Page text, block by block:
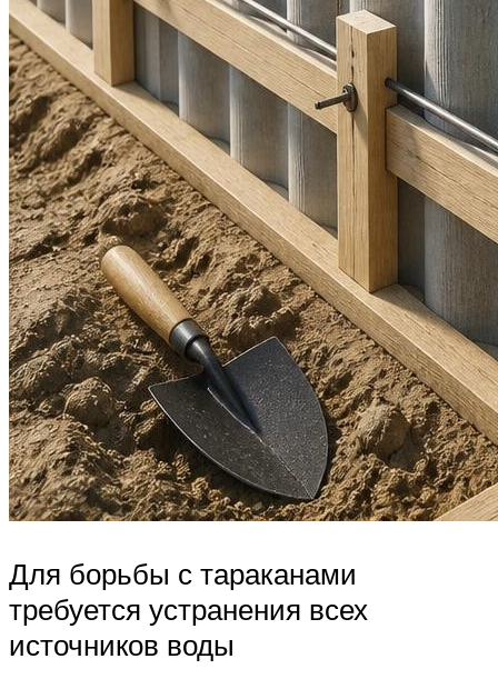
Для борьбы с тараканами
требуется устранения всех
источников воды